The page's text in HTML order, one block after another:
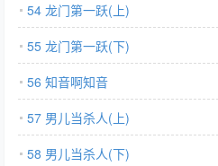
54 龙门第一跃(上)
55 龙门第一跃(下)
56 知音啊知音
57 男儿当杀人(上)
58 男儿当杀人(下)